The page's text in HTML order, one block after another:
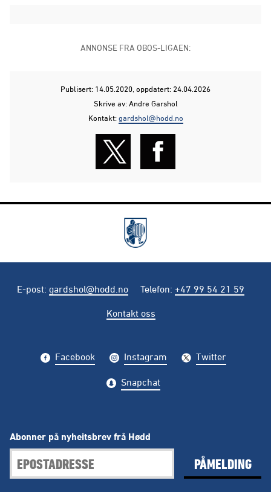
ANNONSE FRA OBOS-LIGAEN:
Publisert: 14.05.2020 , oppdatert: 24.04.2026
Skrive av: Andre Garshol
Kontakt:gardshol@hodd.no
E-post: gardshol@hodd.no Telefon: +47 99 54 21 59
Kontakt oss
Facebook Instagram Twitter
Snapchat
Abonner på nyheitsbrev frå Hødd
PÅMELDING